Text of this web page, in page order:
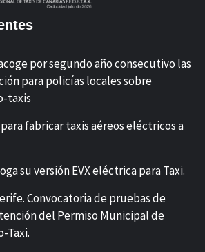
por segundo año consecutivo las
para policías locales sobre
taxis
fabricar taxis aéreos eléctricos a
su versión EVX eléctrica para Taxi.
Convocatoria de pruebas de
del Permiso Municipal de
Taxi.